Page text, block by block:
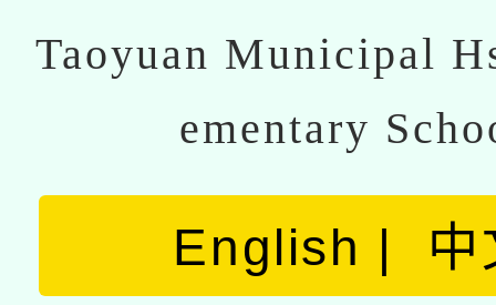
Taoyuan Municipal
ementary
English 中